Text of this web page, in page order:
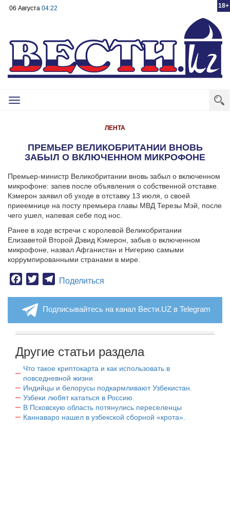
18+
06 Августа 04:22
Toggle
ЛЕНТА
ПРЕМЬЕР ВЕЛИКОБРИТАНИИ ВНОВЬ
ЗАБЫЛ О ВКЛЮЧЕННОМ МИКРОФОНЕ
Премьер-министр Великобритании вновь забыл о включенном
микрофоне: запев после объявления о собственной отставке.
Кэмерон заявил об уходе в отставку 13 июля, о своей
приеемнице на посту премьера главы МВД Терезы Мэй, после
чего ушел, напевая себе под нос.
Ранее в ходе встречи с королевой Великобритании
Елизаветой Второй Дэвид Кэмерон, забыв о включенном
микрофоне, назвал Афганистан и Нигерию самыми
коррумпированными странами в мире.
Facebook
TwitterTelegram
Поделиться
Подписывайтесь на канал Вести.UZ в Telegram
Другие статьи раздела
Что такое криптокарта и как использовать в
повседневной жизни
Индийцы и белорусы подкармливают Узбекистан.
Узбеки любят кататься в Россию.
В Псковскую область потянулись переселенцы
Каннаваро нашел в узбекской сборной «крота».